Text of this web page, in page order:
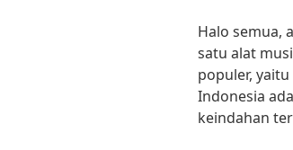
Halo semua,
satu alat
populer,
Indonesia
keindahan